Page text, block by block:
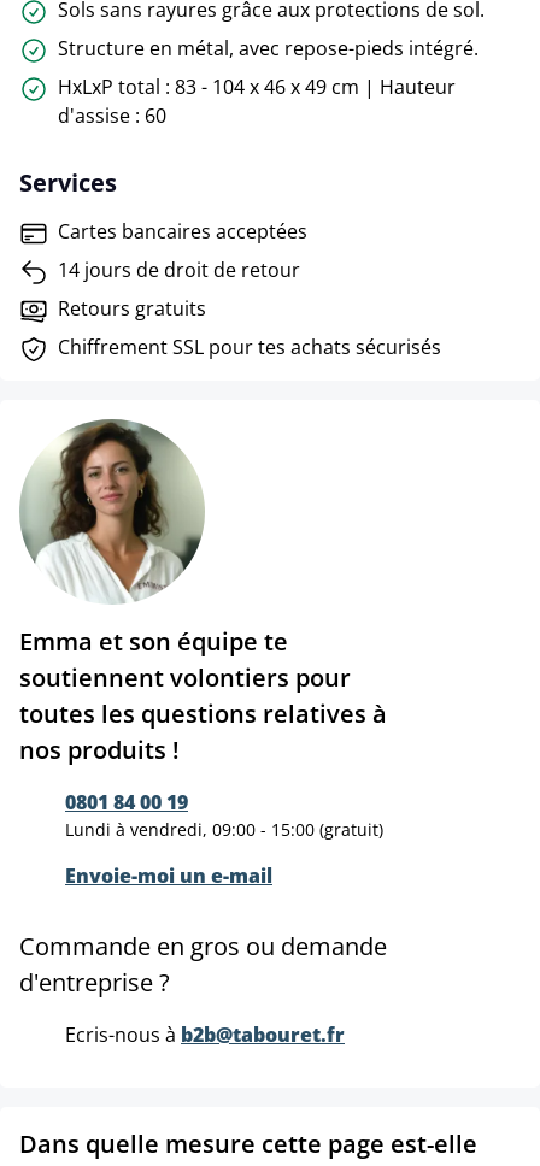
Sols sans rayures grâce aux protections de sol.
Structure en métal, avec repose-pieds intégré.
HxLxP total : 83 - 104 x 46 x 49 cm | Hauteur
d'assise : 60
Services
Cartes bancaires acceptées
14 jours de droit de retour
Retours gratuits
Chiffrement SSL pour tes achats sécurisés
Emma et son équipe te
soutiennent volontiers pour
toutes les questions relatives à
nos produits !
0801 84 00 19
Lundi à vendredi, 09:00 - 15:00 (gratuit)
Envoie-moi un e-mail
Commande en gros ou demande
d'entreprise ?
Ecris-nous à b2b@tabouret.fr
Dans quelle mesure cette page est-elle